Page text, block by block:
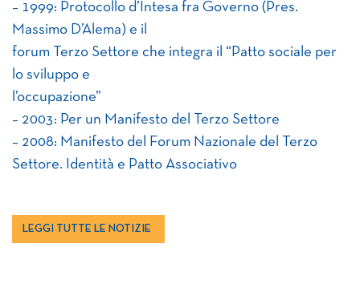
– 1999: Protocollo d’Intesa fra Governo (Pres.
Massimo D’Alema) e il
forum Terzo Settore che integra il “Patto sociale per
lo sviluppo e
l’occupazione”
– 2003: Per un Manifesto del Terzo Settore
– 2008: Manifesto del Forum Nazionale del Terzo
Settore. Identità e Patto Associativo
LEGGI TUTTE LE NOTIZIE